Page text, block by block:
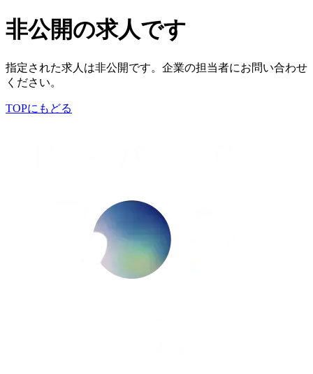
非公開の求人です
指定された求人は非公開です。企業の担当者にお問い合わせ
ください。
TOPにもどる